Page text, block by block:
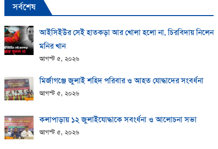
সর্বশেষ
আইসিইউর সেই হাতকড়া আর খোলা হলো না, চিরবিদায় নিলেন
মনির খান
আগস্ট ৫, ২০২৬
মির্জাগঞ্জে জুলাই শহিদ পরিবার ও আহত যোদ্ধাদের সংবর্ধনা
আগস্ট ৫, ২০২৬
কলাপাড়ায় ১২ জুলাইযোদ্ধাকে সবংর্ধনা ও আলোচনা সভা
আগস্ট ৫, ২০২৬